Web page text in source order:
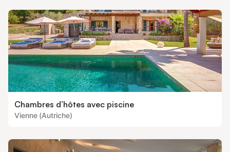
Chambres d’hôtes avec piscine
Vienne (Autriche)